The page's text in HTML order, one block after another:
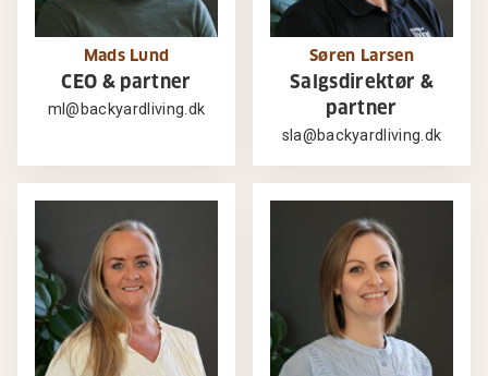
Mads Lund
CEO & partner
ml@backyardliving.dk
Søren Larsen
Salgsdirektør &
partner
sla@backyardliving.dk